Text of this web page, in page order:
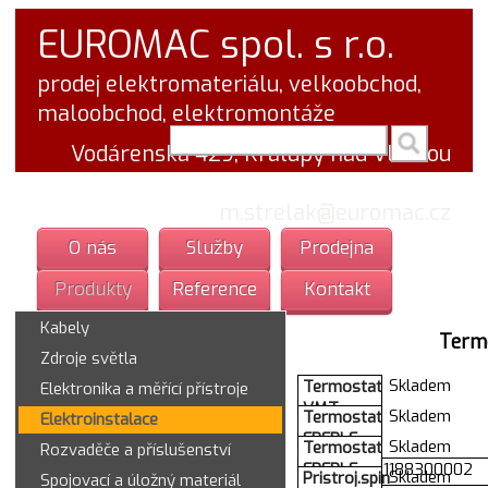
EUROMAC spol. s r.o.
prodej elektromateriálu, velkoobchod,
maloobchod, elektromontáže
Vodárenská 429, Kralupy nad Vltavou
O nás Služby
Prodejna
Produkty
Reference Kontakt
Kabely
Zdroje světla
Elektronika a měřící přístroje
Elektroinstalace
Rozvaděče a příslušenství
Spojovací a úložný materiál
Termostat
VMT
3000
000000001188300002
Skladem
Termostat
EBERLE
FIT 3U
16A
Skladem
Termostat
EBERLE
Skladem
Pristroj.spinSkladem